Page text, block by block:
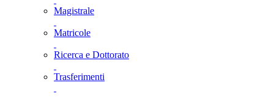
Magistrale
Matricole
Ricerca e Dottorato
Trasferimenti